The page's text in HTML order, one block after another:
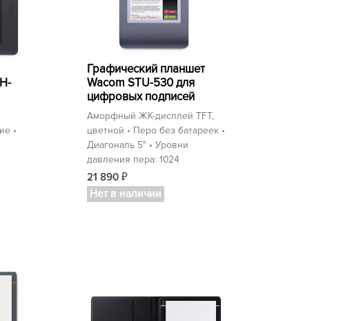
•
Графический планшет
Wacom STU-530 для
цифровых подписей
Аморфный ЖК-дисплей TFT,
цветной • Перо без батареек •
Диагональ 5" • Уровни
давления пера: 1024
21 890 ₽
Нет в наличии